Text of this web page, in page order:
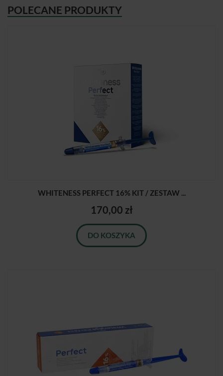
POLECANE PRODUKTY
WHITENESS PERFECT 16% KIT / ZESTAW ...
170,00 zł
DO KOSZYKA